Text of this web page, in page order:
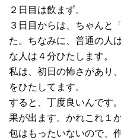
２日目は飲まず。
３日目からは、ちゃんと
た。ちなみに、普通の人
な人は４分ひたします。
私は、初日の怖さがあり
をひたしてます。
すると、丁度良いんです
果が出ます。かれこれ１
包はもったいないので、